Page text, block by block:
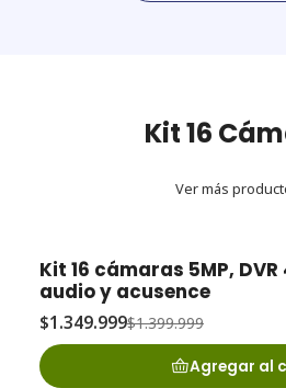
Kit 16
Ver más
-4% OFF
Kit 16 cámaras 5MP,
audio y acusence
$1.349.999$1.399.999
Agregar al